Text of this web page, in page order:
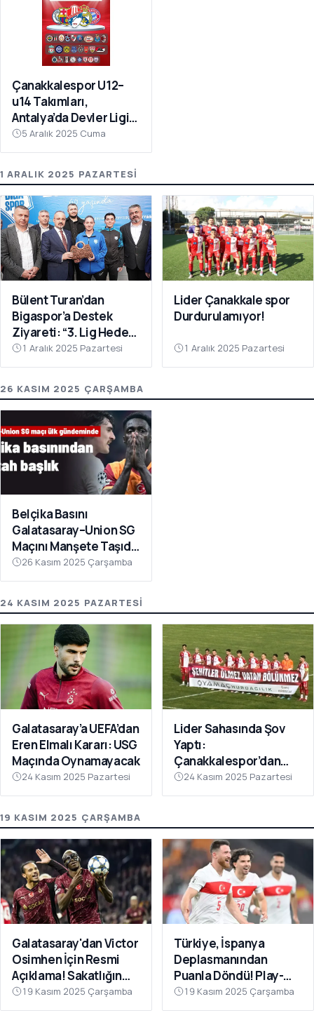
Çanakkalespor U12–
u14 Takımları,
Antalya’da Devler Ligi
Sahnesinde!
5 Aralık 2025 Cuma
1 ARALIK 2025 PAZARTESI
Bülent Turan’dan
Bigaspor’a Destek
Ziyareti: “3. Lig Hedefi
Çok Yakın”
1 Aralık 2025 Pazartesi
Lider Çanakkale spor
Durdurulamıyor!
1 Aralık 2025 Pazartesi
26 KASIM 2025 ÇARŞAMBA
Belçika Basını
Galatasaray–Union SG
Maçını Manşete Taşıdı:
“50 Bin Türk’ü
Susturdular”
26 Kasım 2025 Çarşamba
24 KASIM 2025 PAZARTESI
Galatasaray’a UEFA’dan
Eren Elmalı Kararı: USG
Maçında Oynamayacak
24 Kasım 2025 Pazartesi
Lider Sahasında Şov
Yaptı:
Çanakkalespor’dan
Farklı Galibiyet
24 Kasım 2025 Pazartesi
19 KASIM 2025 ÇARŞAMBA
Galatasaray'dan Victor
Osimhen İçin Resmi
Açıklama! Sakatlığın
Son Durumu Belli Oldu
19 Kasım 2025 Çarşamba
Türkiye, İspanya
Deplasmanından
Puanla Döndü! Play-
Off Öncesi Moral: 2-2
19 Kasım 2025 Çarşamba